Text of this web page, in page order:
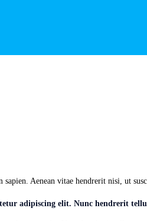
Aenean vitae hendrerit nisi, ut
adipiscing elit. Nunc hendrerit